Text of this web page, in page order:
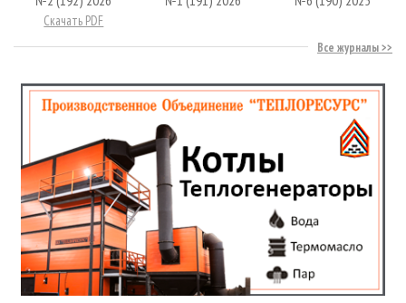
Скачать PDF
Все журналы